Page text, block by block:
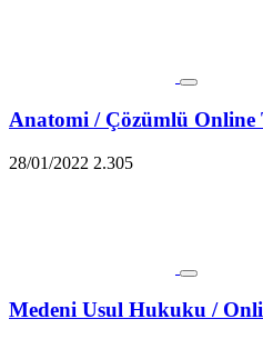
Anatomi / Çözümlü Online
28/01/2022 2.305
Medeni Usul Hukuku /